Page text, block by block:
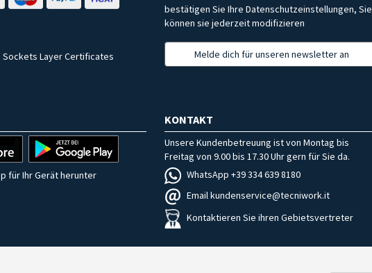
Sockets Layer Certificates
bestätigen Sie Ihre Datenschutzeinstellungen, Sie
können sie jederzeit modifizieren
Melde dich für unseren newsletter an
für Ihr Gerät herunter
KONTAKT
Unsere Kundenbetreuung ist von Montag bis
Freitag von 9.00 bis 17.30 Uhr gern für Sie da.
WhatsApp +39 334 639 8180
Email kundenservice@tecniwork.it
Kontaktieren Sie ihren Gebietsvertreter